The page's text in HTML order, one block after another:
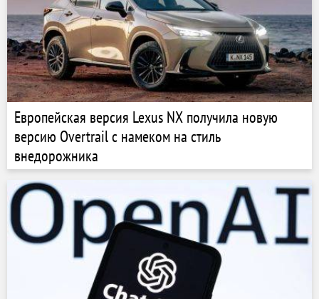
Европейская версия Lexus NX получила новую
версию Overtrail с намеком на стиль
внедорожника